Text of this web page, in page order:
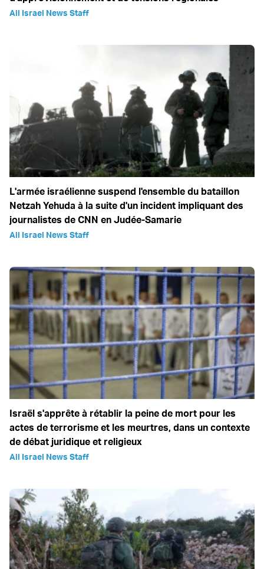
All Israel News Staff
L'armée israélienne suspend l'ensemble du bataillon
Netzah Yehuda à la suite d'un incident impliquant des
journalistes de CNN en Judée-Samarie
All Israel News Staff
Israël s'apprête à rétablir la peine de mort pour les
actes de terrorisme et les meurtres, dans un contexte
de débat juridique et religieux
All Israel News Staff